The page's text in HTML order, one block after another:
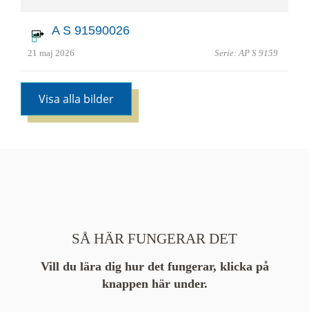
A S 91590026
21 maj 2026 Serie: AP S 9159
Visa alla bilder
SÅ HÄR FUNGERAR DET
Vill du lära dig hur det fungerar, klicka på
knappen här under.